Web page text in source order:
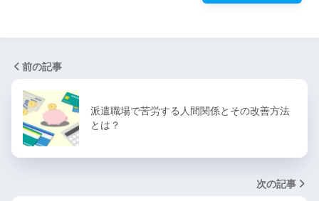
前の記事
派遣職場で苦労する人間関係とその改善方法
とは？
次の記事